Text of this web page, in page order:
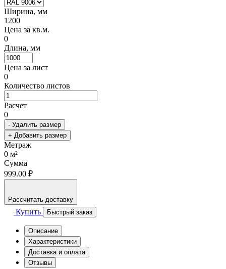
Ширина, мм
1200
Цена за кв.м.
0
Длина, мм
Цена за лист
0
Количество листов
Расчет
0
- Удалить размер
+ Добавить размер
Метраж
0 м²
Сумма
999.00 ₽
Рассчитать доставку
Купить Быстрый заказ
Описание
Характеристики
Доставка и оплата
Отзывы